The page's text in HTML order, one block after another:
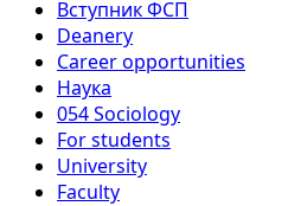
Вступник ФСП
Deanery
Career opportunities
Наука
054 Sociology
For students
University
Faculty